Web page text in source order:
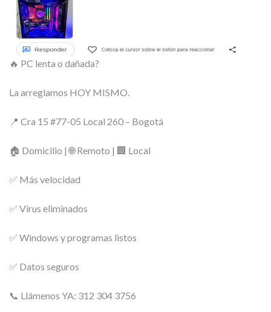
🔥 PC lenta o dañada?
La arreglamos HOY MISMO.
📍 Cra 15 #77-05 Local 260 – Bogotá
🏠 Domicilio | 🌐 Remoto | 🏢 Local
✅ Más velocidad
✅ Virus eliminados
✅ Windows y programas listos
✅ Datos seguros
📞 Llámenos YA: 312 304 3756